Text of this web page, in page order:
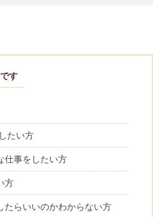
す
たい方
仕事をしたい方
方
たらいいのかわからない方